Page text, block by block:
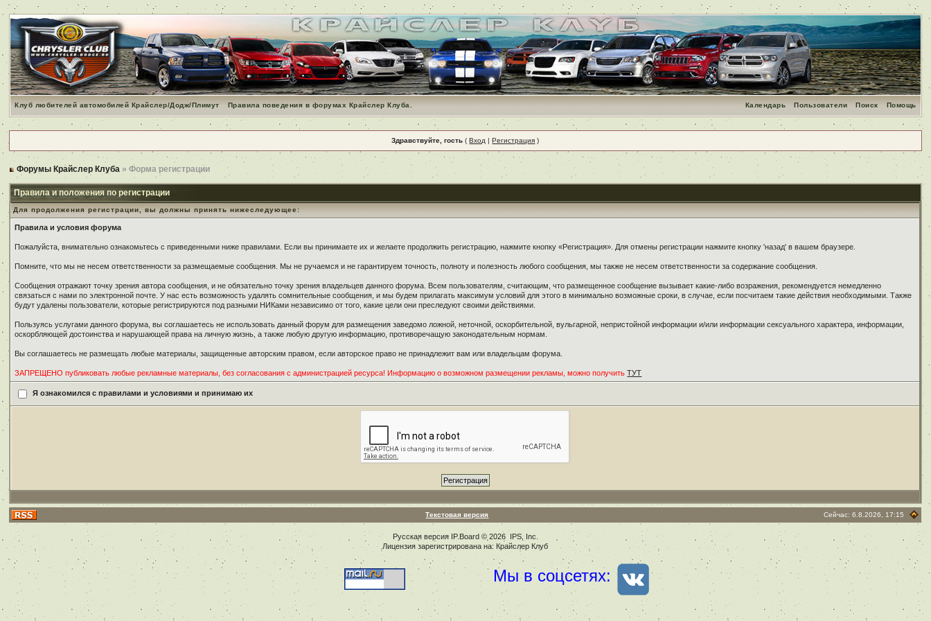
Клуб любителей автомобилей Крайслер/Додж/Плимут Правила поведения в форумах Крайслер Клуба. Помощь
Поиск
Пользователи
Календарь
Здравствуйте, гость (Вход |Регистрация )
Форумы Крайслер Клуба » Форма регистрации
Правила и положения по регистрации
Для продолжения регистрации, вы должны принять нижеследующее:
Правила и условия форума
Пожалуйста, внимательно ознакомьтесь с приведенными ниже правилами. Если вы принимаете их и желаете продолжить регистрацию, нажмите кнопку «Регистрация». Для отмены регистрации нажмите кнопку 'назад' в вашем браузере.
Помните, что мы не несем ответственности за размещаемые сообщения. Мы не ручаемся и не гарантируем точность, полноту и полезность любого сообщения, мы также не несем ответственности за содержание сообщения.
Сообщения отражают точку зрения автора сообщения, и не обязательно точку зрения владельцев данного форума. Всем пользователям, считающим, что размещенное сообщение вызывает какие-либо возражения, рекомендуется немедленно
связаться с нами по электронной почте. У нас есть возможность удалять сомнительные сообщения, и мы будем прилагать максимум условий для этого в минимально возможные сроки, в случае, если посчитаем такие действия необходимыми. Также
будут удалены пользователи, которые регистрируются под разными НИКами независимо от того, какие цели они преследуют своими действиями.
Пользуясь услугами данного форума, вы соглашаетесь не использовать данный форум для размещения заведомо ложной, неточной, оскорбительной, вульгарной, непристойной информации и/или информации сексуального характера, информации,
оскорбляющей достоинства и нарушающей права на личную жизнь, а также любую другую информацию, противоречащую законодательным нормам.
Вы соглашаетесь не размещать любые материалы, защищенные авторским правом, если авторское право не принадлежит вам или владельцам форума.
ЗАПРЕЩЕНО публиковать любые рекламные материалы, без согласования с администрацией ресурса! Информацию о возможном размещении рекламы, можно получитьТУТ
Я ознакомился с правилами и условиями и принимаю их
Текстовая версия Сейчас: 6.8.2026, 17:15
Русская версия IP.Board© 2026 IPS, Inc
Лицензия зарегистрирована на: Крайслер Клуб
Мы в соцсетях: